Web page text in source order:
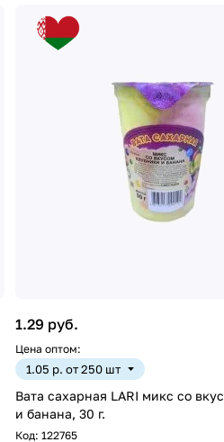
1.29 руб.
Цена оптом:
1.05 р. от 250 шт
Вата сахарная LARI микс со
и банана, 30 г.
Код: 122765